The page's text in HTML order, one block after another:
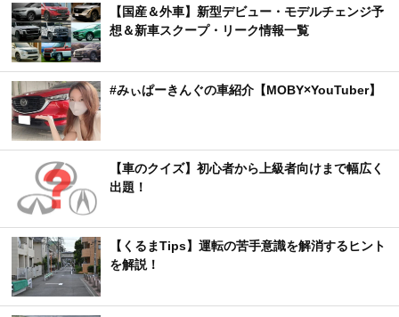
【国産＆外車】新型デビュー・モデルチェンジ予
想＆新車スクープ・リーク情報一覧
#みぃぱーきんぐの車紹介【MOBY×YouTuber】
【車のクイズ】初心者から上級者向けまで幅広く
出題！
【くるまTips】運転の苦手意識を解消するヒント
を解説！